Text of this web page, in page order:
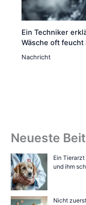
Ein Techniker
Wäsche oft feucht
Nachricht
Neueste
Ein
und ihm
Nicht